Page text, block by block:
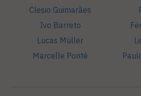
Clesio Guimarães
Ivo Barreto
Lucas Müller
Marcelle Ponté